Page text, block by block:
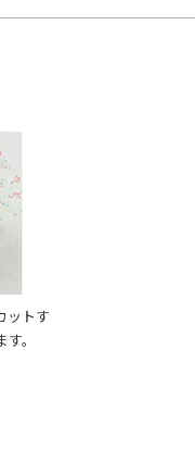
ットす
。